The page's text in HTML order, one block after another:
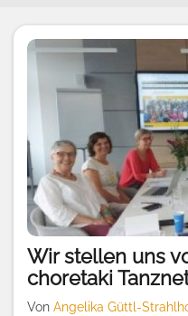
Wir stellen uns
choretaki
Von Angelika Güttl-